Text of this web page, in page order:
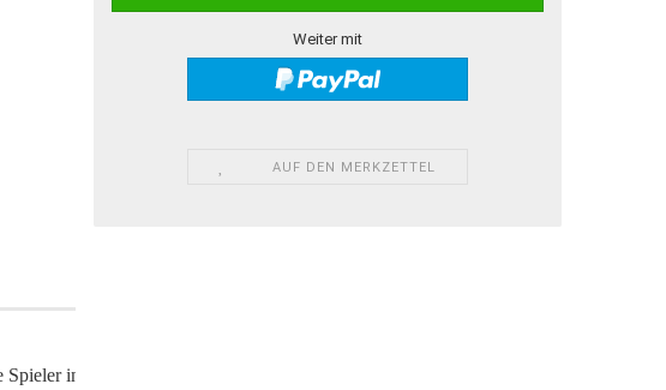
Weiter mit
AUF DEN MERKZETTEL
interessante Orte in unserem Land kennenlernen. Sie lernen die Karte